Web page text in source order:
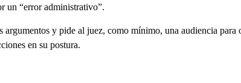
un “error administrativo”.
argumentos y pide al juez, como mínimo, una audiencia
en su postura.